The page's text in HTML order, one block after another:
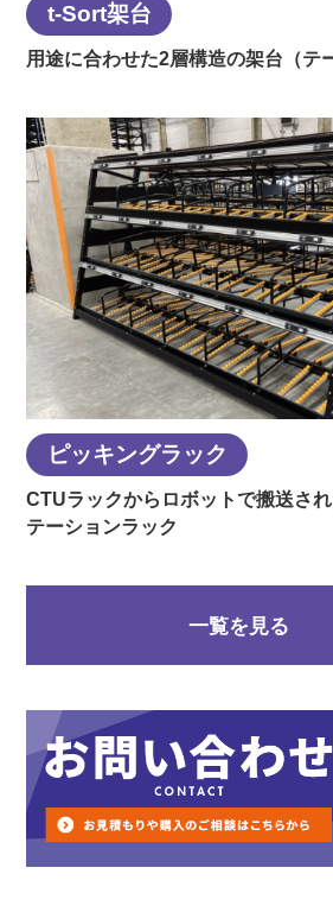
t-Sort架台
用途に合わせた2層構造の架台（テ
ピッキングラック
CTUラックからロボットで搬送さ
テーションラック
一覧を見る